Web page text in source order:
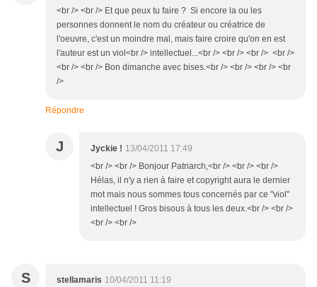
<br /> <br /> Et que peux tu faire ? Si encore la ou les
personnes donnent le nom du créateur ou créatrice de
l'oeuvre, c'est un moindre mal, mais faire croire qu'on en est
l'auteur est un viol<br /> intellectuel...<br /> <br /> <br /> <br />
<br /> <br /> Bon dimanche avec bises.<br /> <br /> <br /> <br
/>
Répondre
J Jyckie ! 13/04/2011 17:49
<br /> <br /> Bonjour Patriarch,<br /> <br /> <br />
Hélas, il n'y a rien à faire et copyright aura le dernier
mot mais nous sommes tous concernés par ce "viol"
intellectuel ! Gros bisous à tous les deux.<br /> <br />
<br /> <br />
S stellamaris 10/04/2011 11:19